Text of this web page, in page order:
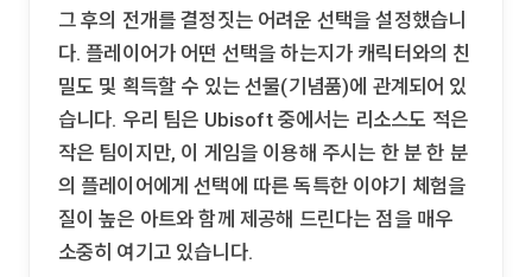
그 후의 전개를 결정짓는 어려운 선택을 설정했습니
다. 플레이어가 어떤 선택을 하는지가 캐릭터와의 친
밀도 및 획득할 수 있는 선물(기념품)에 관계되어 있
습니다. 우리 팀은 Ubisoft 중에서는 리소스도 적은
작은 팀이지만, 이 게임을 이용해 주시는 한 분 한 분
의 플레이어에게 선택에 따른 독특한 이야기 체험을
질이 높은 아트와 함께 제공해 드린다는 점을 매우
소중히 여기고 있습니다.